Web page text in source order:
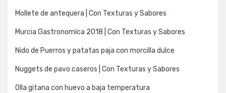
Mollete de antequera | Con Texturas y Sabores
Murcia Gastronomíca 2018 | Con Texturas y Sabores
Nido de Puerros y patatas paja con morcilla dulce
Nuggets de pavo caseros | Con Texturas y Sabores
Olla gitana con huevo a baja temperatura